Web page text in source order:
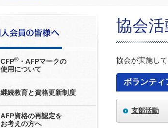
協会
協会が実施し
ボランティ
支部活動
CFP® ・AFPマークの
使用について
継続教育と資格更新制度
AFP資格の再認定を
お考えの方へ